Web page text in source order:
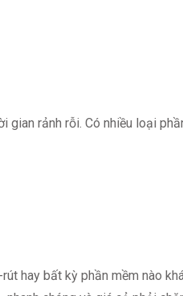
rảnh rỗi. Có nhiều loại
hay bất kỳ phần mềm nào